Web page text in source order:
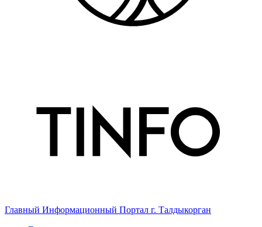
Главный Информационный Портал г. Талдыкорган